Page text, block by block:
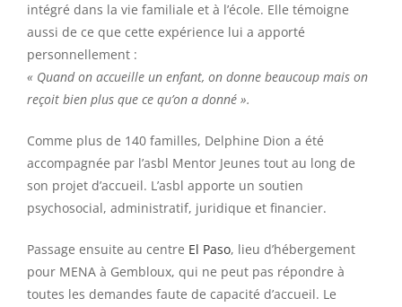
intégré dans la vie familiale et à l’école. Elle témoigne
aussi de ce que cette expérience lui a apporté
personnellement :
« Quand on accueille un enfant, on donne beaucoup mais on
reçoit bien plus que ce qu’on a donné ».
Comme plus de 140 familles, Delphine Dion a été
accompagnée par l’asbl Mentor Jeunes tout au long de
son projet d’accueil. L’asbl apporte un soutien
psychosocial, administratif, juridique et financier.
Passage ensuite au centre El Paso, lieu d’hébergement
pour MENA à Gembloux, qui ne peut pas répondre à
toutes les demandes faute de capacité d’accueil. Le